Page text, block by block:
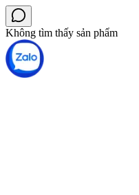
Không tìm thấy sản phẩm